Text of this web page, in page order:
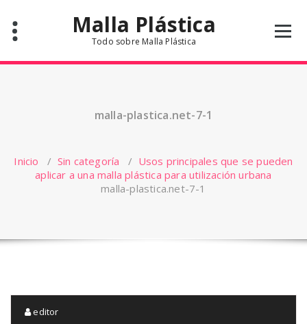
contenido
Malla Plástica
Todo sobre Malla Plástica
malla-plastica.net-7-1
Inicio / Sin categoría / Usos principales que se pueden
aplicar a una malla plástica para utilización urbana
malla-plastica.net-7-1
editor